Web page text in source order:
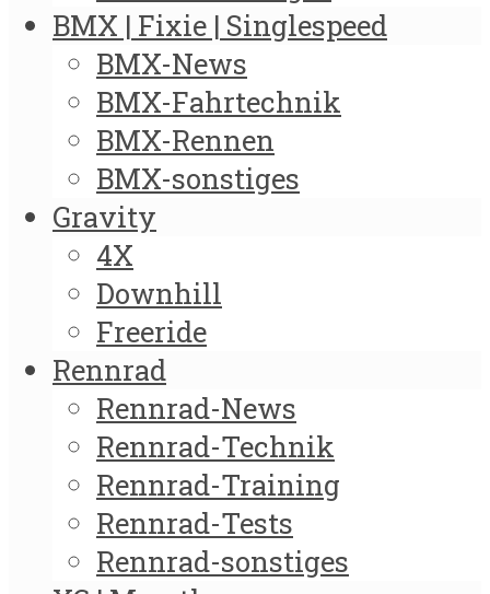
BMX | Fixie | Singlespeed
BMX-News
BMX-Fahrtechnik
BMX-Rennen
BMX-sonstiges
Gravity
4X
Downhill
Freeride
Rennrad
Rennrad-News
Rennrad-Technik
Rennrad-Training
Rennrad-Tests
Rennrad-sonstiges